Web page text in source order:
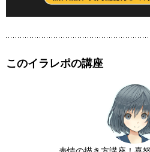
このイラレポの講座